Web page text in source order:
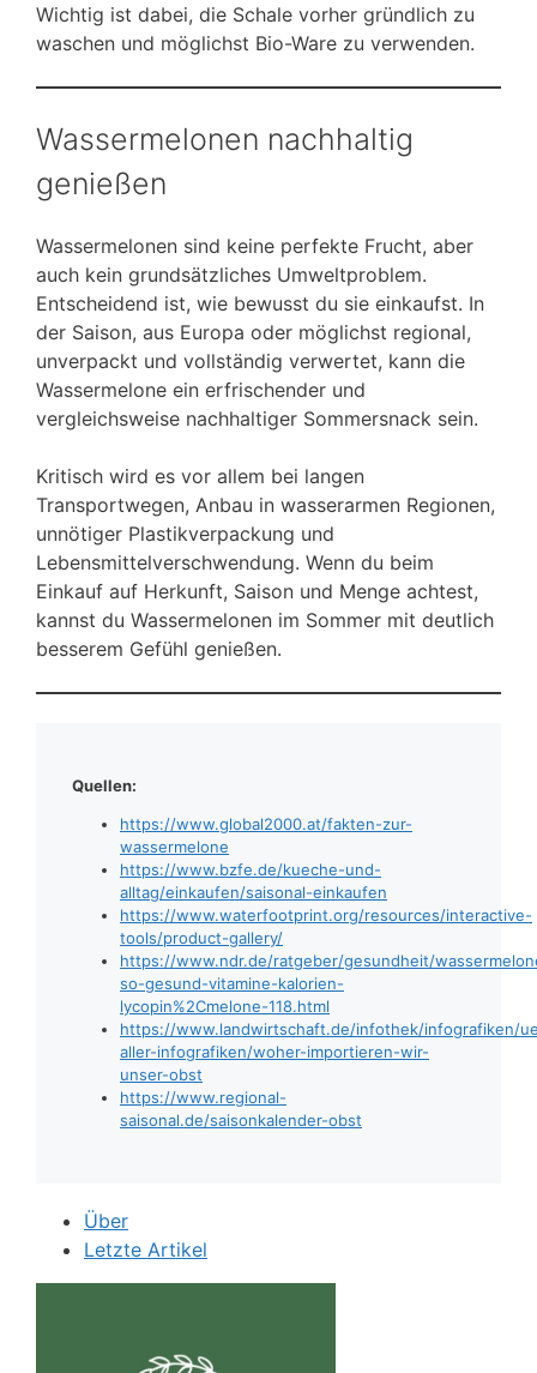
Wichtig ist dabei, die Schale vorher gründlich zu
waschen und möglichst Bio-Ware zu verwenden.
Wassermelonen nachhaltig
genießen
Wassermelonen sind keine perfekte Frucht, aber
auch kein grundsätzliches Umweltproblem.
Entscheidend ist, wie bewusst du sie einkaufst. In
der Saison, aus Europa oder möglichst regional,
unverpackt und vollständig verwertet, kann die
Wassermelone ein erfrischender und
vergleichsweise nachhaltiger Sommersnack sein.
Kritisch wird es vor allem bei langen
Transportwegen, Anbau in wasserarmen Regionen,
unnötiger Plastikverpackung und
Lebensmittelverschwendung. Wenn du beim
Einkauf auf Herkunft, Saison und Menge achtest,
kannst du Wassermelonen im Sommer mit deutlich
besserem Gefühl genießen.
Quellen:
https://www.global2000.at/fakten-zur-
wassermelone
https://www.bzfe.de/kueche-und-
alltag/einkaufen/saisonal-einkaufen
https://www.waterfootprint.org/resources/interactive-
tools/product-gallery/
https://www.ndr.de/ratgeber/gesundheit/
so-gesund-vitamine-kalorien-
lycopin%2Cmelone-118.html
https://www.landwirtschaft.de/infothek/infografiken/
aller-infografiken/woher-importieren-wir-
unser-obst
https://www.regional-
saisonal.de/saisonkalender-obst
Über
Letzte Artikel